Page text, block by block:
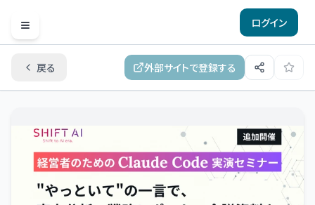
Open menu
ログイン
戻る 外部サイトで登録する